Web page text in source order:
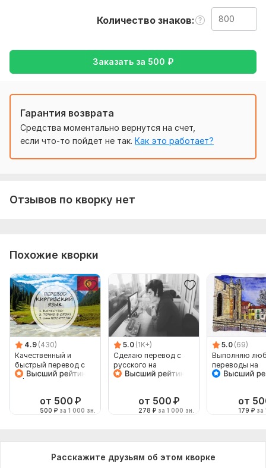
с Русского на Английский
Объем услуги в кворке: 800 знаков
Количество знаков
Заказать за 500 ₽
Гарантия возврата
Средства моментально вернутся на счет,
если что-то пойдет не так. Как это работает?
Отзывов по кворку нет
Похожие кворки
4.9 (430)
Качественный и
быстрый перевод с
киргизского и на
от 500 ₽
500 ₽ за 1 000 зн.
5.0 (1K+)
Сделаю перевод с
русского на
английский и
от 500 ₽
278 ₽ за 1 000 зн.
5.0 (69)
Выполняю
переводы на
испанский язык
от
179 ₽ за
Расскажите друзьям об этом кворке